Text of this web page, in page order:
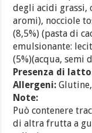
degli acidi grassi,
aromi), nocciole
(8,5%) (pasta di
emulsionante:
(5%)(acqua, semi
Presenza di
Allergeni:
Note:
Può contenere
di altra frutta a